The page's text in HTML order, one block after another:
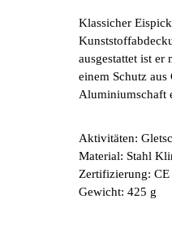
Klassicher
ausgestattet ist er
einem Schutz
Aluminiumschaft
Aktivitäten:
Material: Stahl
Zertifizierung:
Gewicht: 425 g